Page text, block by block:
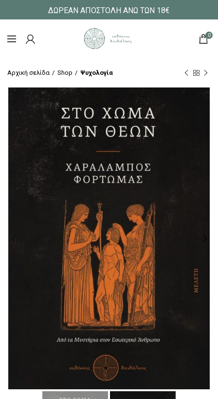
ΔΩΡΕΑΝ ΑΠΟΣΤΟΛΗ ΑΝΩ ΤΩΝ 18€
0
Αρχική σελίδα Shop Ψυχολογία